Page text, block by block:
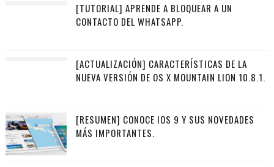
[TUTORIAL] APRENDE A BLOQUEAR A UN
CONTACTO DEL WHATSAPP.
[ACTUALIZACIÓN] CARACTERÍSTICAS DE LA
NUEVA VERSIÓN DE OS X MOUNTAIN LION 10.8.1.
[RESUMEN] CONOCE IOS 9 Y SUS NOVEDADES
MÁS IMPORTANTES.